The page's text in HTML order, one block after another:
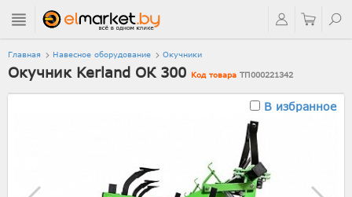
Главная Навесное оборудование Окучники
Окучник Kerland ОК 300 Код товара ТП000221342
В избранное